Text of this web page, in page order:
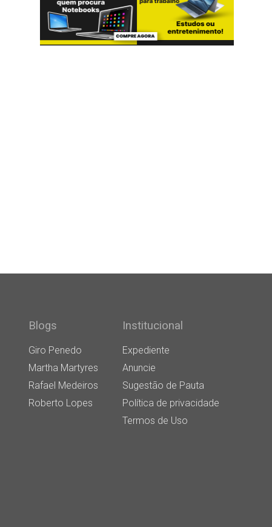
Blogs
Giro Penedo
Martha Martyres
Rafael Medeiros
Roberto Lopes
Institucional
Expediente
Anuncie
Sugestão de Pauta
Política de privacidade
Termos de Uso